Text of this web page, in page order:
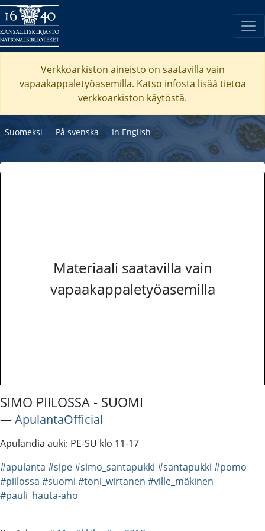
Verkkoarkiston aineisto on saatavilla vain
vapaakappaletyöasemilla. Katso infosta lisää tietoa
verkkoarkiston käytöstä.
Suomeksi ― På svenska― In English
Materiaali saatavilla vain
vapaakappaletyöasemilla
SIMO PIILOSSA - SUOMI
―ApulantaOfficial
Apulandia auki: PE-SU klo 11-17
#apulanta #sipe#simo_santapukki #santapukki #pomo
#piilossa #suomi #toni_wirtanen #ville_mäkinen
#pauli_hauta-aho